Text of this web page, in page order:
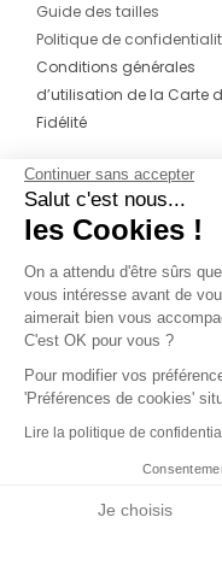
Guide des tailles
Politique de
Conditions générales
d’utilisation de la Carte
Fidélité
CONTACT
04 42 20 78 42
Du lundi au jeudi de 8h30 à
vendredi de 8h30 à 15h30
Continuer sans accepter
Salut c'est nous...
les Cookies !
On a attendu d'être sûrs
vous intéresse avant de
aimerait bien vous
C'est OK pour vous ?
Pour modifier vos
'Préférences de cookies'
Lire la politique de
Je choisis